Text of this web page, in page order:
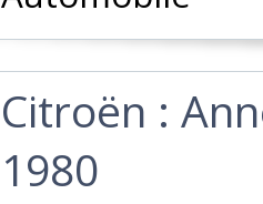
‎Citroën :
1980‎